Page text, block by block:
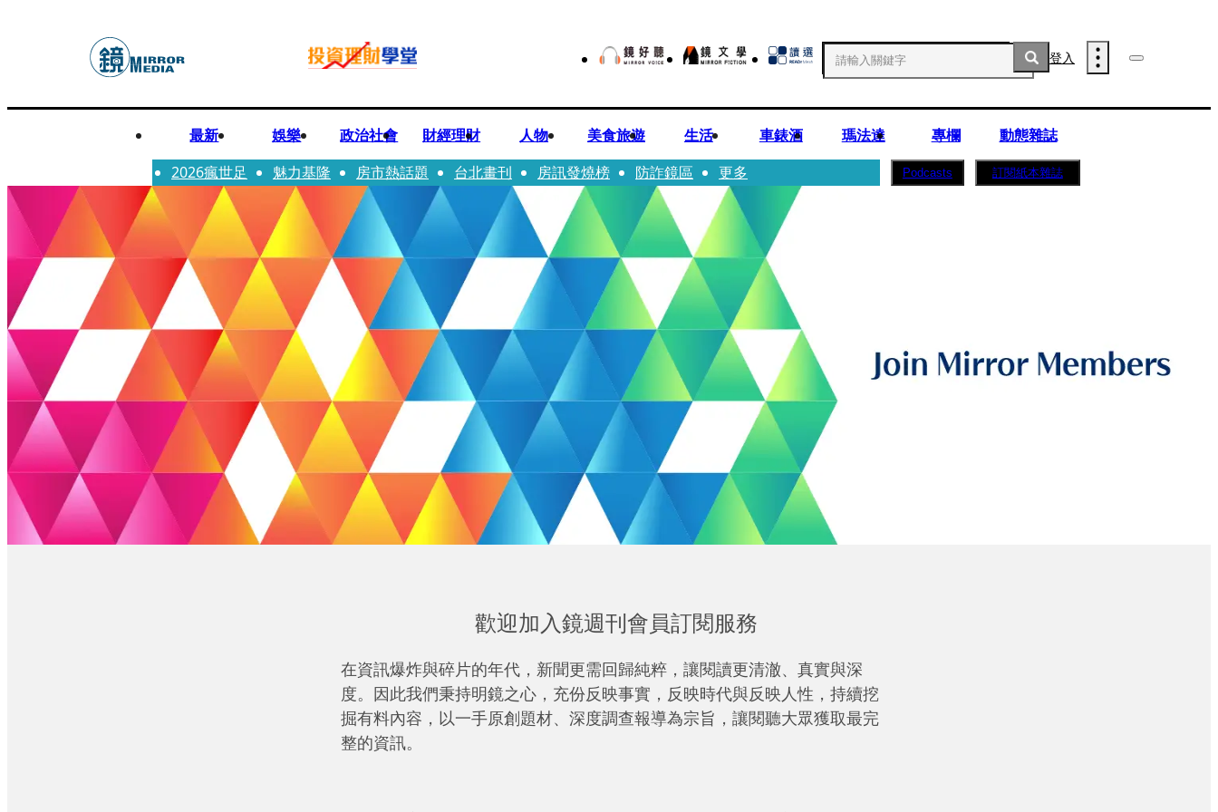
登入
最新 娛樂 政治社會 財經理財 人物 美食旅遊 生活 車錶酒 瑪法達 專欄
動態雜誌
2026瘋世足
魅力基隆 房市熱話題 台北畫刊 房訊發燒榜 防詐鏡區 更多 Podcasts 訂閱紙本雜誌
歡迎加入鏡週刊會員訂閱服務
在資訊爆炸與碎片的年代，新聞更需回歸純粹，讓閱讀更清澈、真實與深
度。因此我們秉持明鏡之心，充份反映事實，反映時代與反映人性，持續挖
掘有料內容，以一手原創題材、深度調查報導為宗旨，讓閱聽大眾獲取最完
整的資訊。